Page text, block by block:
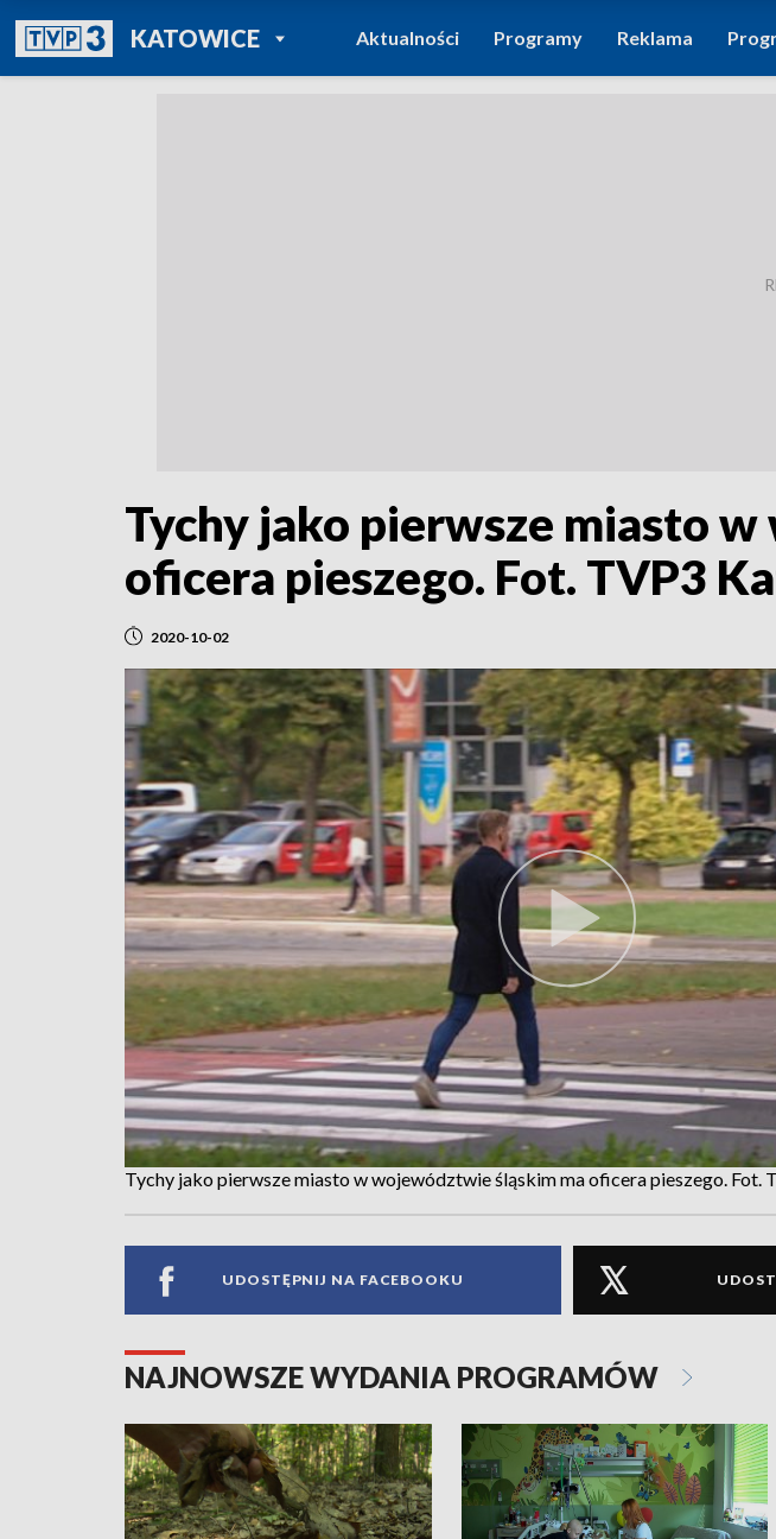
KATOWICEPOWRÓT DO
TVP REGIONY
Aktualności Programy Reklama
Tychy jako pierwsze miasto
oficera pieszego. Fot. TVP3
2020-10-02
Tychy jako pierwsze miasto w województwie śląskim ma oficera pieszego. Fot.
UDOSTĘPNIJ NA FACEBOOKU
NAJNOWSZE WYDANIA PROGRAMÓW